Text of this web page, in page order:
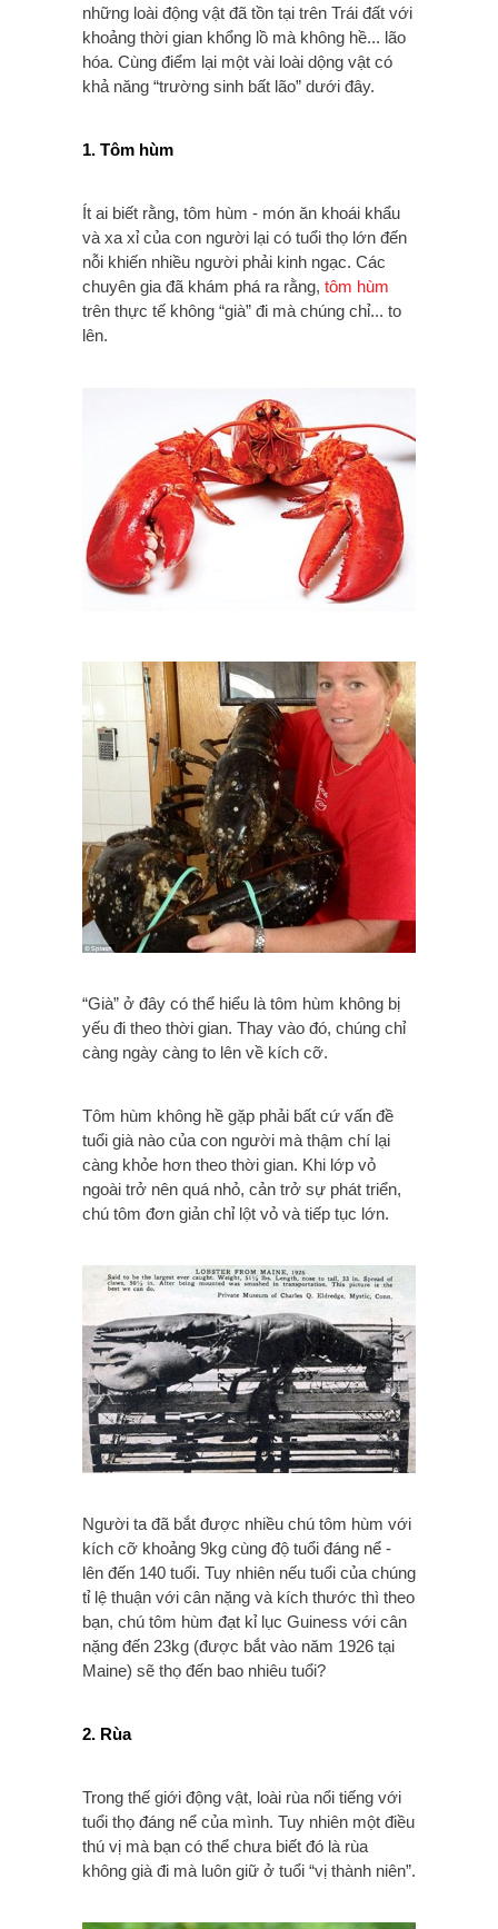
những loài động vật đã tồn tại trên Trái đất với
khoảng thời gian khổng lồ mà không hề... lão
hóa. Cùng điểm lại một vài loài dộng vật có
khả năng “trường sinh bất lão” dưới đây.
1. Tôm hùm
Ít ai biết rằng, tôm hùm - món ăn khoái khẩu
và xa xỉ của con người lại có tuổi thọ lớn đến
nỗi khiến nhiều người phải kinh ngạc. Các
chuyên gia đã khám phá ra rằng, tôm hùm
trên thực tế không “già” đi mà chúng chỉ... to
lên.
“Già” ở đây có thể hiểu là tôm hùm không bị
yếu đi theo thời gian. Thay vào đó, chúng chỉ
càng ngày càng to lên về kích cỡ.
Tôm hùm không hề gặp phải bất cứ vấn đề
tuổi già nào của con người mà thậm chí lại
càng khỏe hơn theo thời gian. Khi lớp vỏ
ngoài trở nên quá nhỏ, cản trở sự phát triển,
chú tôm đơn giản chỉ lột vỏ và tiếp tục lớn.
Người ta đã bắt được nhiều chú tôm hùm với
kích cỡ khoảng 9kg cùng độ tuổi đáng nể -
lên đến 140 tuổi. Tuy nhiên nếu tuổi của chúng
tỉ lệ thuận với cân nặng và kích thước thì theo
bạn, chú tôm hùm đạt kỉ lục Guiness với cân
nặng đến 23kg (được bắt vào năm 1926 tại
Maine) sẽ thọ đến bao nhiêu tuổi?
2. Rùa
Trong thế giới động vật, loài rùa nổi tiếng với
tuổi thọ đáng nể của mình. Tuy nhiên một điều
thú vị mà bạn có thể chưa biết đó là rùa
không già đi mà luôn giữ ở tuổi “vị thành niên”.